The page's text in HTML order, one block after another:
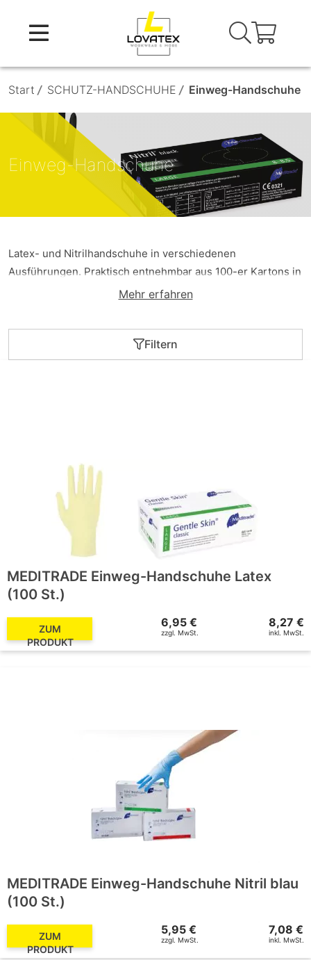
content
Start / SCHUTZ-HANDSCHUHE / Einweg-Handschuhe
Einweg-Handschuhe
Latex- und Nitrilhandschuhe in verschiedenen
Ausführungen. Praktisch entnehmbar aus 100-er Kartons in
verschiedenen Stärken, Farben und Ausführungen.
Mehr erfahren
Filtern
MEDITRADE Einweg-Handschuhe Latex
(100 St.)
ZUM
PRODUKT
6,95 €
zzgl. MwSt.
8,27 €
inkl. MwSt.
MEDITRADE Einweg-Handschuhe Nitril blau
(100 St.)
ZUM
PRODUKT
5,95 €
zzgl. MwSt.
7,08 €
inkl. MwSt.